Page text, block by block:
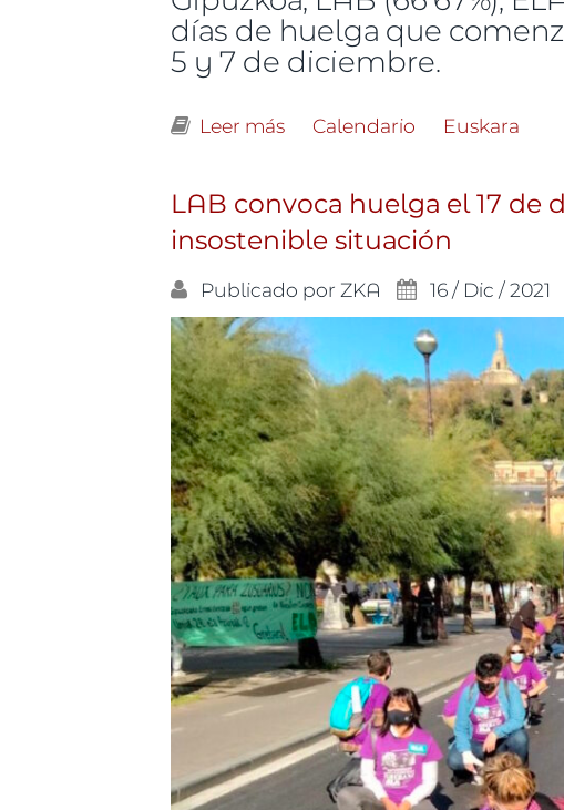
días de huelga que
5 y 7 de diciembre.
Leer más sobre Convocamos huelga
Calendario Euskara
LAB convoca huelga el 17 de
insostenible situación
Publicado porZKA 16 / Dic / 2021